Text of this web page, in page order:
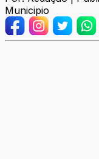
Municipio